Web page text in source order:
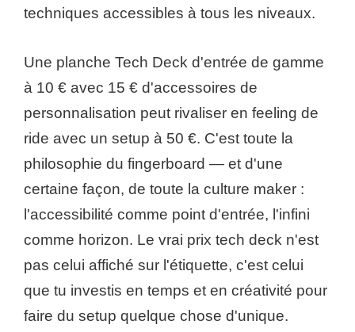
techniques accessibles à tous les niveaux.
Une planche Tech Deck d'entrée de gamme
à 10 € avec 15 € d'accessoires de
personnalisation peut rivaliser en feeling de
ride avec un setup à 50 €. C'est toute la
philosophie du fingerboard — et d'une
certaine façon, de toute la culture maker :
l'accessibilité comme point d'entrée, l'infini
comme horizon. Le vrai prix tech deck n'est
pas celui affiché sur l'étiquette, c'est celui
que tu investis en temps et en créativité pour
faire du setup quelque chose d'unique.